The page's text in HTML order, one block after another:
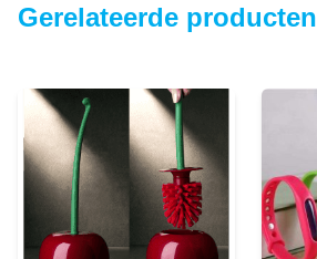
Gerelateerde producten